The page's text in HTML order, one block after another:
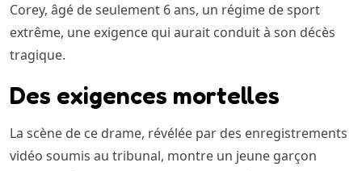
Corey, âgé de seulement 6 ans, un régime de sport
extrême, une exigence qui aurait conduit à son décès
tragique.
Des exigences mortelles
La scène de ce drame, révélée par des enregistrements
vidéo soumis au tribunal, montre un jeune garçon